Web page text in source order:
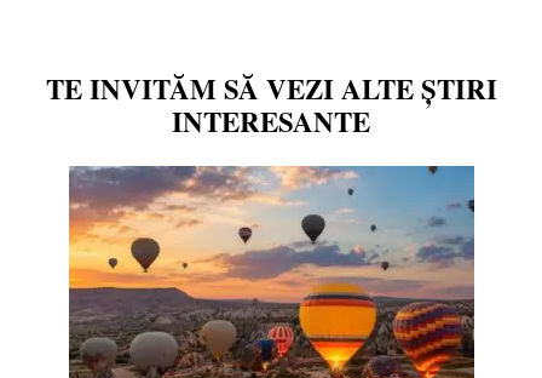
TE INVITĂM SĂ VEZI ALTE ȘTIRI
INTERESANTE